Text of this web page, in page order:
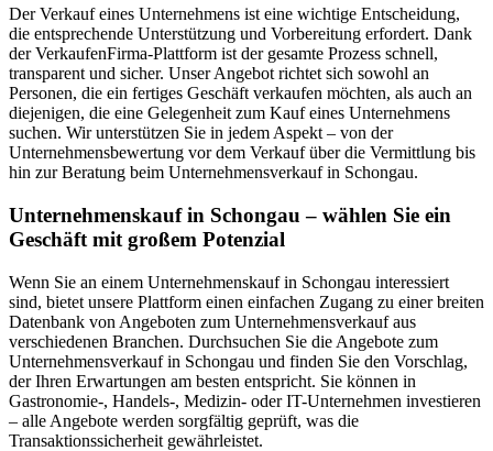
Der Verkauf eines Unternehmens ist eine wichtige Entscheidung,
die entsprechende Unterstützung und Vorbereitung erfordert. Dank
der VerkaufenFirma-Plattform ist der gesamte Prozess schnell,
transparent und sicher. Unser Angebot richtet sich sowohl an
Personen, die ein fertiges Geschäft verkaufen möchten, als auch an
diejenigen, die eine Gelegenheit zum Kauf eines Unternehmens
suchen. Wir unterstützen Sie in jedem Aspekt – von der
Unternehmensbewertung vor dem Verkauf über die Vermittlung bis
hin zur Beratung beim Unternehmensverkauf in Schongau.
Unternehmenskauf in Schongau – wählen Sie ein
Geschäft mit großem Potenzial
Wenn Sie an einem Unternehmenskauf in Schongau interessiert
sind, bietet unsere Plattform einen einfachen Zugang zu einer breiten
Datenbank von Angeboten zum Unternehmensverkauf aus
verschiedenen Branchen. Durchsuchen Sie die Angebote zum
Unternehmensverkauf in Schongau und finden Sie den Vorschlag,
der Ihren Erwartungen am besten entspricht. Sie können in
Gastronomie-, Handels-, Medizin- oder IT-Unternehmen investieren
– alle Angebote werden sorgfältig geprüft, was die
Transaktionssicherheit gewährleistet.